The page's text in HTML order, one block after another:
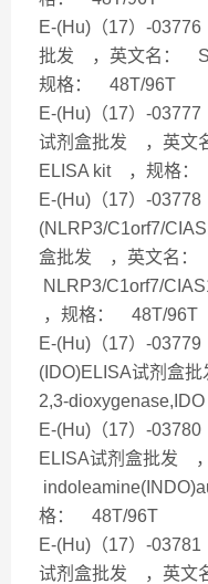
E-(Hu)（17）-
批发 ，英文名：
规格： 48T/96T
E-(Hu)（17）-
试剂盒批发 ，英文
ELISA kit ，规格
E-(Hu)（17）-
(NLRP3/C1orf7/
盒批发 ，英文名：
NLRP3/C1orf7/
，规格： 48T/96T
E-(Hu)（17）-
(IDO)ELISA试剂盒
2,3-
E-(Hu)（17）-
ELISA试剂盒批发
格： 48T/96T
E-(Hu)（17）-
试剂盒批发 ，英文